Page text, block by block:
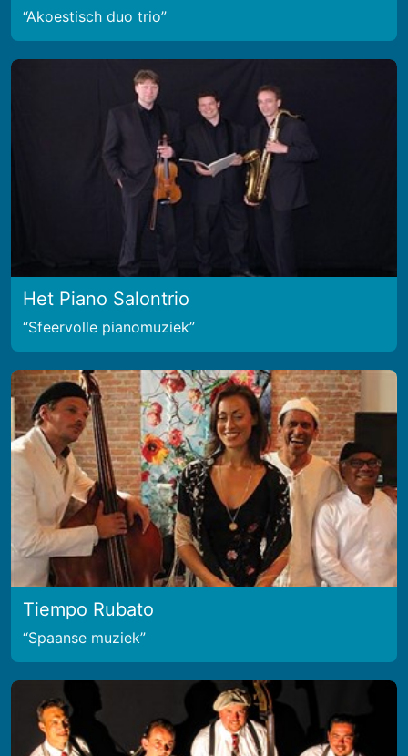
Akoestisch duo trio
Het Piano Salontrio
Sfeervolle pianomuziek
Tiempo Rubato
Spaanse muziek